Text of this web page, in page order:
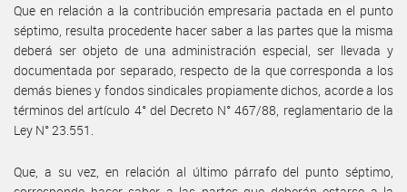
Que en relación a la contribución empresaria pactada en el punto
séptimo, resulta procedente hacer saber a las partes que la misma
deberá ser objeto de una administración especial, ser llevada y
documentada por separado, respecto de la que corresponda a los
demás bienes y fondos sindicales propiamente dichos, acorde a los
términos del artículo 4° del Decreto N° 467/88, reglamentario de la
Ley N° 23.551.
Que, a su vez, en relación al último párrafo del punto séptimo,